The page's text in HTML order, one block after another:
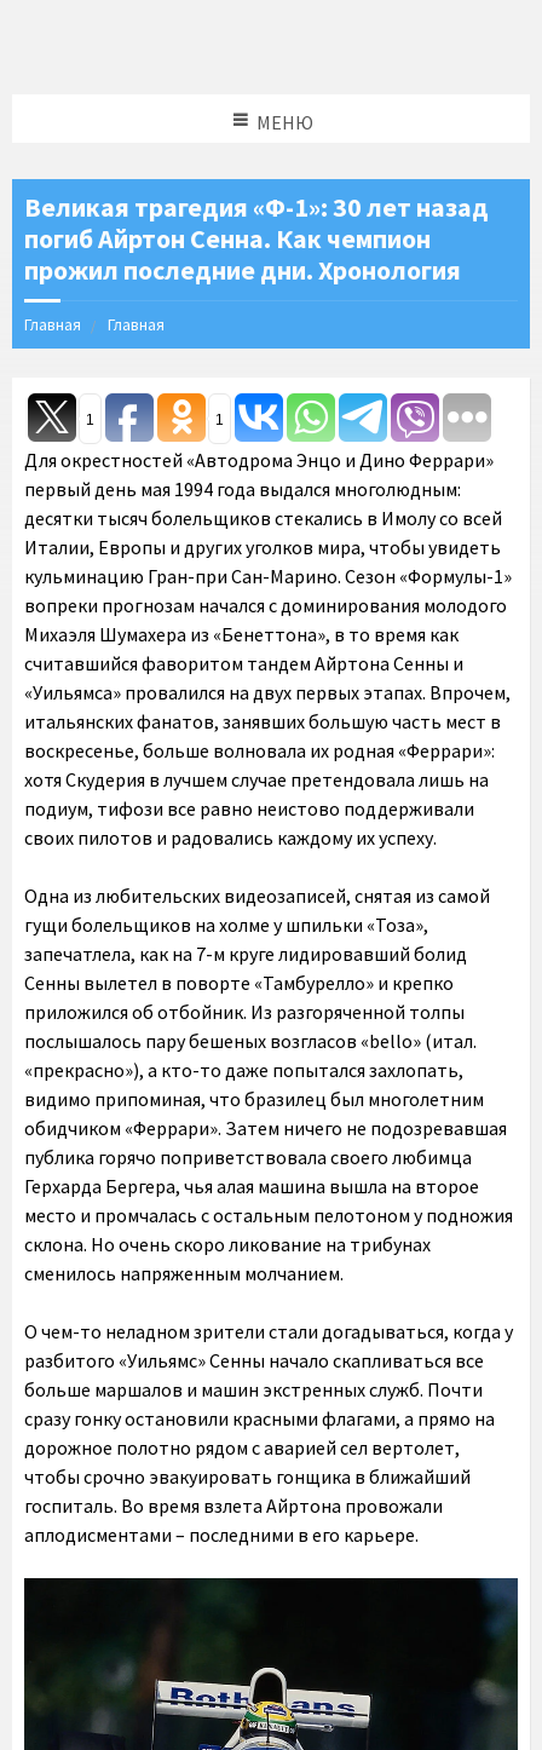
МЕНЮ
Великая трагедия «Ф-1»: 30 лет назад
погиб Айртон Сенна. Как чемпион
прожил последние дни. Хронология
Главная Главная
1 1
Для окрестностей «Автодрома Энцо и Дино Феррари»
первый день мая 1994 года выдался многолюдным:
десятки тысяч болельщиков стекались в Имолу со всей
Италии, Европы и других уголков мира, чтобы увидеть
кульминацию Гран-при Сан-Марино. Сезон «Формулы-1»
вопреки прогнозам начался с доминирования молодого
Михаэля Шумахера из «Бенеттона», в то время как
считавшийся фаворитом тандем Айртона Сенны и
«Уильямса» провалился на двух первых этапах. Впрочем,
итальянских фанатов, занявших большую часть мест в
воскресенье, больше волновала их родная «Феррари»:
хотя Скудерия в лучшем случае претендовала лишь на
подиум, тифози все равно неистово поддерживали
своих пилотов и радовались каждому их успеху.
Одна из любительских видеозаписей, снятая из самой
гущи болельщиков на холме у шпильки «Тоза»,
запечатлела, как на 7-м круге лидировавший болид
Сенны вылетел в поворте «Тамбурелло» и крепко
приложился об отбойник. Из разгоряченной толпы
послышалось пару бешеных возгласов «bello» (итал.
«прекрасно»), а кто-то даже попытался захлопать,
видимо припоминая, что бразилец был многолетним
обидчиком «Феррари». Затем ничего не подозревавшая
публика горячо поприветствовала своего любимца
Герхарда Бергера, чья алая машина вышла на второе
место и промчалась с остальным пелотоном у подножия
склона. Но очень скоро ликование на трибунах
сменилось напряженным молчанием.
О чем-то неладном зрители стали догадываться, когда у
разбитого «Уильямс» Сенны начало скапливаться все
больше маршалов и машин экстренных служб. Почти
сразу гонку остановили красными флагами, а прямо на
дорожное полотно рядом с аварией сел вертолет,
чтобы срочно эвакуировать гонщика в ближайший
госпиталь. Во время взлета Айртона провожали
аплодисментами – последними в его карьере.